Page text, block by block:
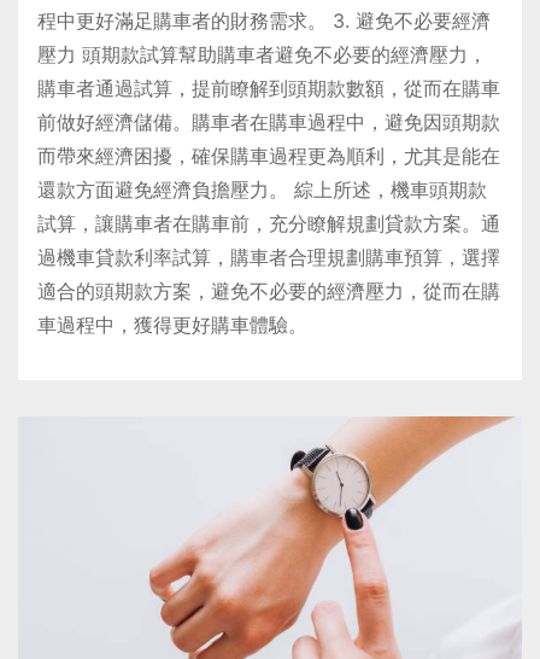
程中更好滿足購車者的財務需求。 3. 避免不必要經濟
壓力 頭期款試算幫助購車者避免不必要的經濟壓力，
購車者通過試算，提前瞭解到頭期款數額，從而在購車
前做好經濟儲備。購車者在購車過程中，避免因頭期款
而帶來經濟困擾，確保購車過程更為順利，尤其是能在
還款方面避免經濟負擔壓力。 綜上所述，機車頭期款
試算，讓購車者在購車前，充分瞭解規劃貸款方案。通
過機車貸款利率試算，購車者合理規劃購車預算，選擇
適合的頭期款方案，避免不必要的經濟壓力，從而在購
車過程中，獲得更好購車體驗。